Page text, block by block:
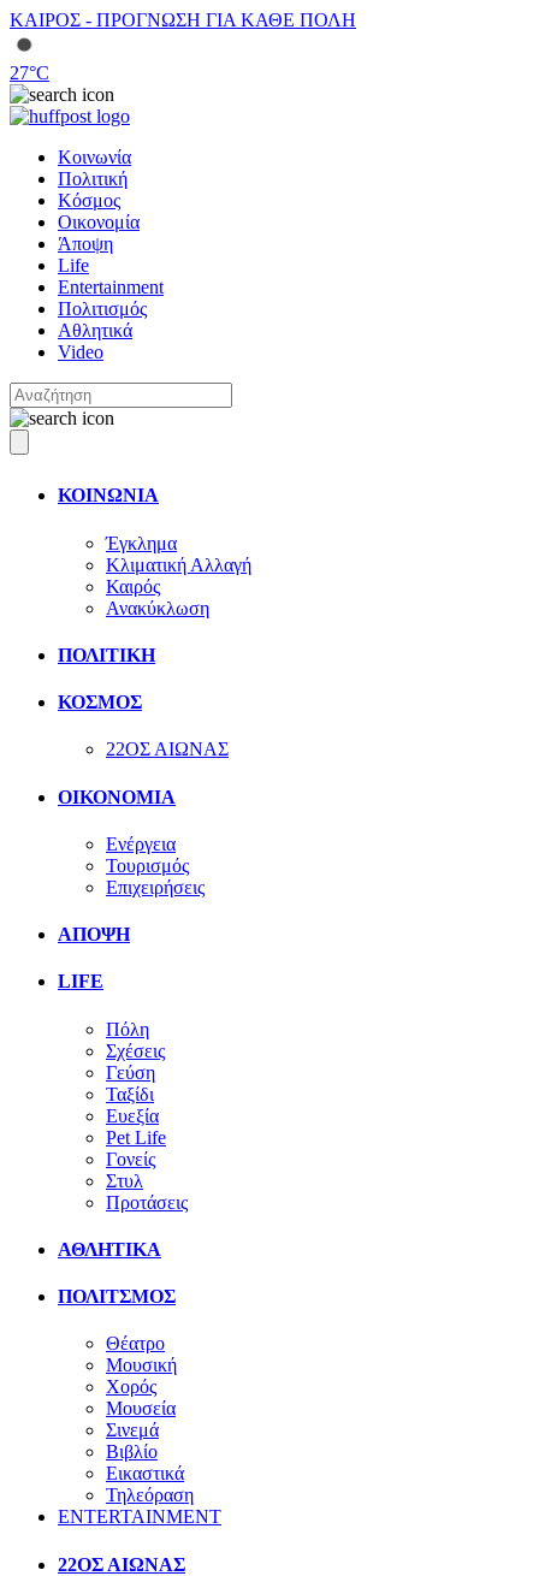
ΚΑΙΡΟΣ - ΠΡΟΓΝΩΣΗ ΓΙΑ ΚΑΘΕ ΠΟΛΗ
27°C
Κοινωνία
Πολιτική
Κόσμος
Οικονομία
Άποψη
Life
Entertainment
Πολιτισμός
Αθλητικά
Video
ΚΟΙΝΩΝΙΑ
Έγκλημα
Κλιματική Αλλαγή
Καιρός
Ανακύκλωση
ΠΟΛΙΤΙΚΗ
ΚΟΣΜΟΣ
22ΟΣ ΑΙΩΝΑΣ
ΟΙΚΟΝΟΜΙΑ
Ενέργεια
Τουρισμός
Επιχειρήσεις
ΑΠΟΨΗ
LIFE
Πόλη
Σχέσεις
Γεύση
Ταξίδι
Ευεξία
Pet Life
Γονείς
Στυλ
Προτάσεις
ΑΘΛΗΤΙΚΑ
ΠΟΛΙΤΣΜΟΣ
Θέατρο
Μουσική
Χορός
Μουσεία
Σινεμά
Βιβλίο
Εικαστικά
Τηλεόραση
ENTERTAINMENT
22ΟΣ ΑΙΩΝΑΣ